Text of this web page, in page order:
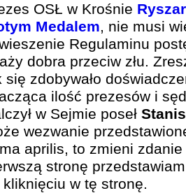
OSŁ w Krośnie
Medalem, nie musi
Regulaminu
dobra przeciw złu.
się zdobywało
ilość prezesów i
w Sejmie poseł
wezwanie
aprilis, to zmieni
stronę
kliknięciu w tę stronę.